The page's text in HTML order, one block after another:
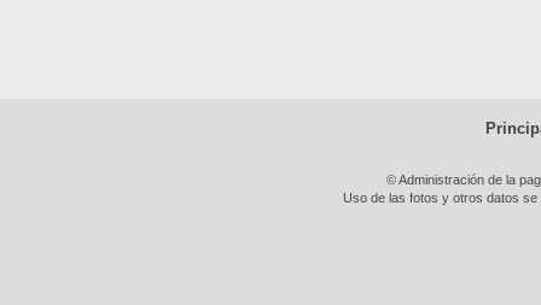
© Administración de la
Uso de las fotos y otros datos